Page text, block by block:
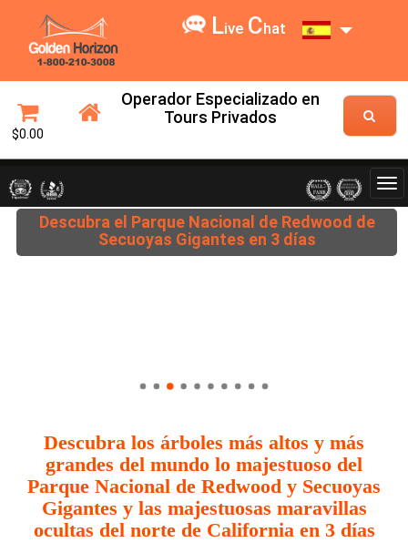
Live Chat
$0.00
Operador Especializado en
Tours Privados
Descubra el Parque Nacional de Redwood de
Secuoyas Gigantes en 3 días
Descubra los árboles más altos y más
grandes del mundo lo majestuoso del
Parque Nacional de Redwood y Secuoyas
Gigantes y las majestuosas maravillas
ocultas del norte de California en 3 días